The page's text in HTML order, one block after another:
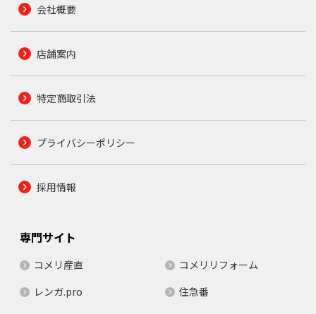
会社概要
店舗案内
特定商取引法
プライバシーポリシー
採用情報
専門サイト
コメリ産直
コメリリフォーム
レンガ.pro
住急番